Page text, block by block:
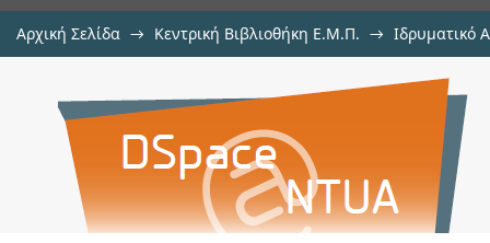
Αρχική Σελίδα → Κεντρική Βιβλιοθήκη Ε.Μ.Π. → Ιδρυματικό
Microwave-Heated Catalytic
from Methane: Process
Analysis